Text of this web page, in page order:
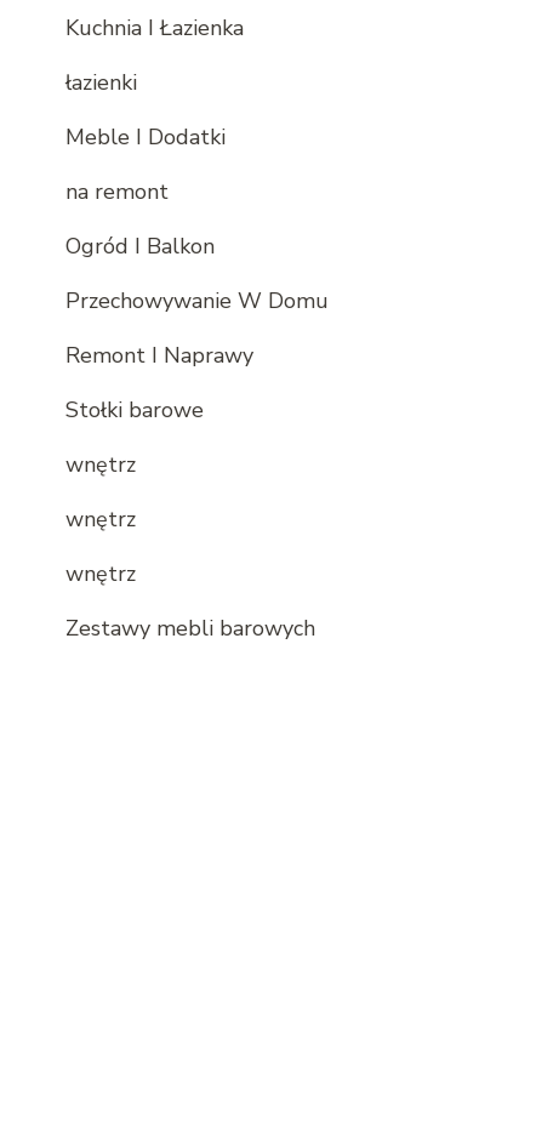
Kuchnia I Łazienka
łazienki
Meble I Dodatki
na remont
Ogród I Balkon
Przechowywanie W Domu
Remont I Naprawy
Stołki barowe
wnętrz
wnętrz
wnętrz
Zestawy mebli barowych